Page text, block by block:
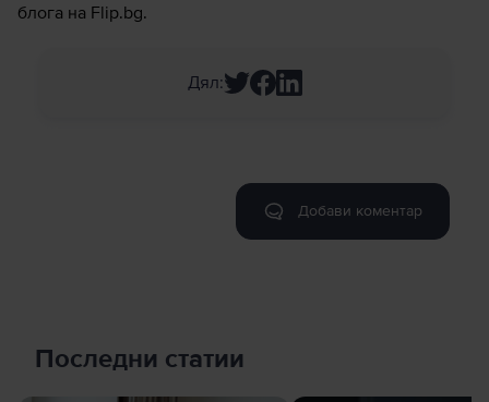
блога на Flip.bg.
Дял:
Добави коментар
Последни статии